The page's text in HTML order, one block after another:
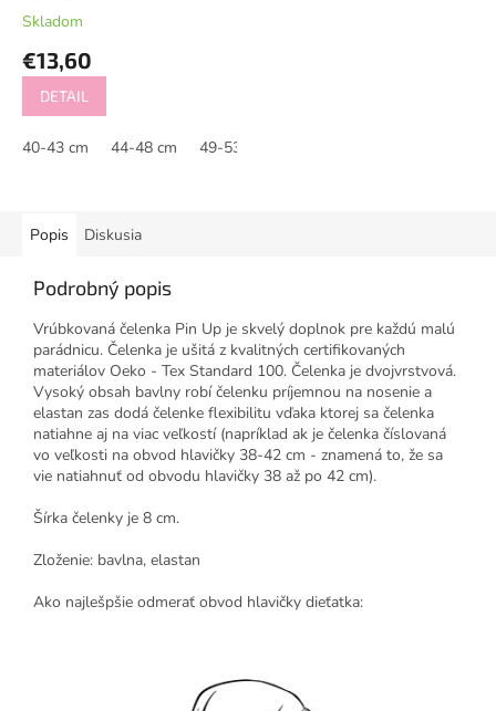
Skladom
€13,60
DETAIL
40-43 cm 44-48 cm 49-53 cm
Popis Diskusia
Podrobný popis
Vrúbkovaná čelenka Pin Up je skvelý doplnok pre každú malú
parádnicu. Čelenka je ušitá z kvalitných certifikovaných
materiálov Oeko - Tex Standard 100. Čelenka je dvojvrstvová.
Vysoký obsah bavlny robí čelenku príjemnou na nosenie a
elastan zas dodá čelenke flexibilitu vďaka ktorej sa čelenka
natiahne aj na viac veľkostí (napríklad ak je čelenka číslovaná
vo veľkosti na obvod hlavičky 38-42 cm - znamená to, že sa
vie natiahnuť od obvodu hlavičky 38 až po 42 cm).
Šírka čelenky je 8 cm.
Zloženie: bavlna, elastan
Ako najlešpšie odmerať obvod hlavičky dieťatka: